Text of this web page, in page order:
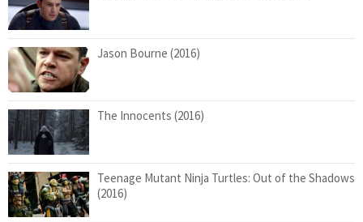
Jason Bourne (2016)
The Innocents (2016)
Teenage Mutant Ninja Turtles: Out of the Shadows
(2016)